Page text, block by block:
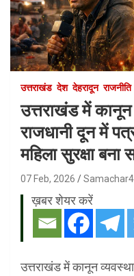
उत्तराखंड देश देहरादून राजनीति
उत्तराखंड में
राजधानी दून में
महिला सुरक्षा बना
07 Feb, 2026
ख़बर शेयर करें
उत्तराखंड में कानून